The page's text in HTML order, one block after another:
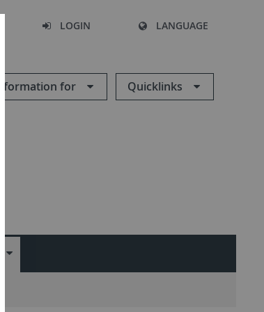
LOGIN LANGUAGE
Information for Quicklinks